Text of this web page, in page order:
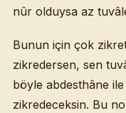
nûr olduysa az
Bunun için çok
zikredersen, sen
böyle abdesthâne
zikredeceksin. Bu